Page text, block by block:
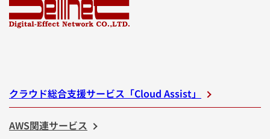
クラウド総合支援サービス「Cloud Assist」
AWS関連サービス